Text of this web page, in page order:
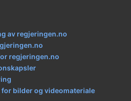
av regjeringen.no
regjeringen.no
bilder og videomateriale